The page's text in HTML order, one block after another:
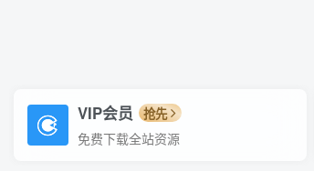
VIP会员 抢先
免费下载全站资源